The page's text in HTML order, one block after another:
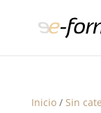
Inicio/ Sin